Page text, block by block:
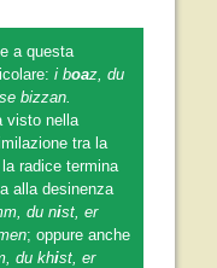
a questa
i boaz, du
bizzan.
visto nella
tra la
radice termina
alla desinenza
du nist, er
; oppure anche
du khist, er